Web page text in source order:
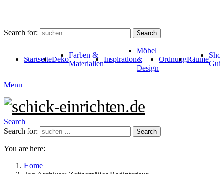
Search for: Search
StartseiteDeko
Farben &
Materialien
Inspiration
Möbel
&
Design
OrdnungRäume
Menu
Search
Search for:
Search
You are here:
Home